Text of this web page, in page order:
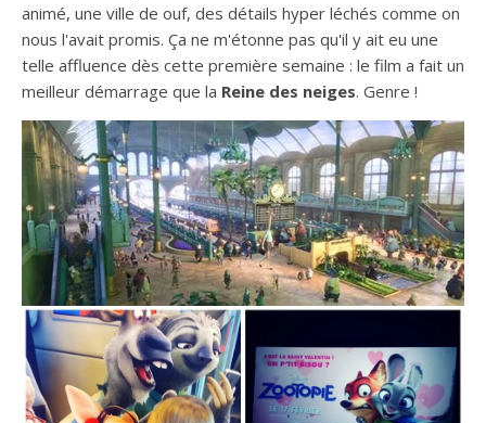
animé, une ville de ouf, des détails hyper léchés comme on
nous l'avait promis. Ça ne m'étonne pas qu'il y ait eu une
telle affluence dès cette première semaine : le film a fait un
meilleur démarrage que la Reine des neiges. Genre !